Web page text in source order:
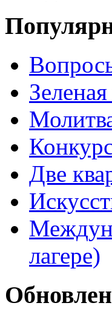
Две
лагере)